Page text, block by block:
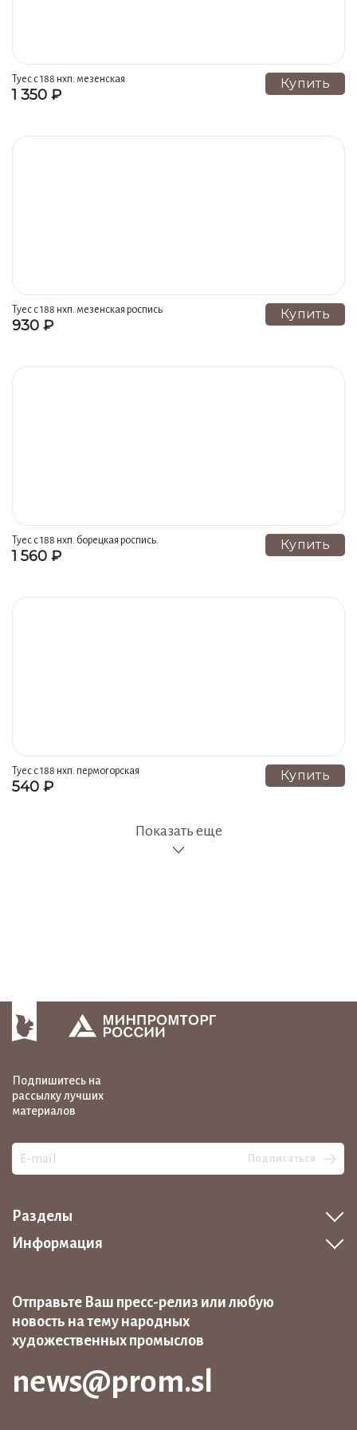
Туес с 188 нхп. мeзенская
роспись.
1 350 ₽
Купить
Туес с 188 нхп. мезенская роспись
930 ₽
Купить
Туес с 188 нхп. борецкая роспись.
1 560 ₽
Купить
Туес с 188 нхп. пермогорская
роспись
540 ₽
Купить
Показать еще
Подпишитесь на
рассылку лучших
материалов
Подписаться
Разделы
Информация
Отправьте Ваш пресс-релиз или любую
новость на тему народных
художественных промыслов
news@prom.sl